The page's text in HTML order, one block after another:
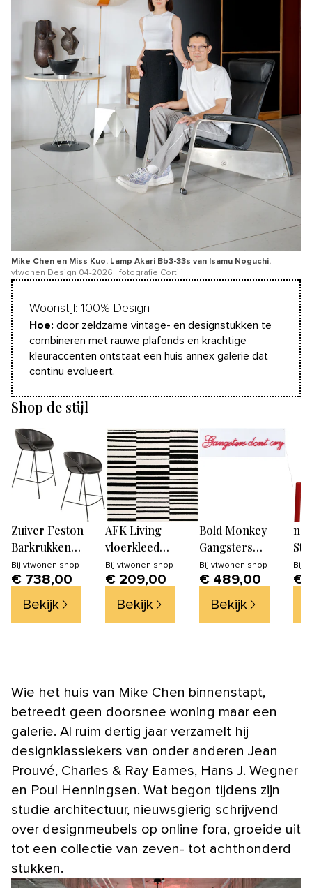
Mike Chen en Miss Kuo. Lamp Akari Bb3-33s van Isamu Noguchi.
vtwonen Design 04-2026 | fotografie Cortili
Woonstijl: 100% Design
Hoe: door zeldzame vintage- en designstukken te
combineren met rauwe plafonds en krachtige
kleuraccenten ontstaat een huis annex galerie dat
continu evolueert.
Shop de stijl
Zuiver Feston
Barkrukken
rugleuning 65 cm
Zwart - Set van 2
Bij vtwonen shop
€ 738,00
Bekijk
AFK Living
vloerkleed
Interval - zeer
zacht - zwart -
200 x 290 cm
Bij vtwonen shop
€ 209,00
Bekijk
Bold Monkey
Gangsters
wandlamp LED
neon - Rood
Bij vtwonen shop
€ 489,00
Bekijk
Red
Bij
€
Wie het huis van Mike Chen binnenstapt,
betreedt geen doorsnee woning maar een
galerie. Al ruim dertig jaar verzamelt hij
designklassiekers van onder anderen Jean
Prouvé, Charles & Ray Eames, Hans J. Wegner
en Poul Henningsen. Wat begon tijdens zijn
studie architectuur, nieuwsgierig schrijvend
over designmeubels op online fora, groeide uit
tot een collectie van zeven- tot achthonderd
stukken.